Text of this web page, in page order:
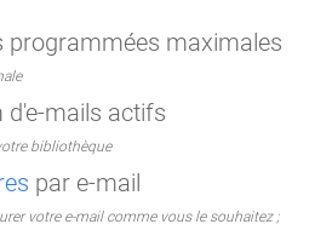
programmées maximales
mails actifs
bibliothèque
par e-mail
votre e-mail comme vous le souhaitez ;